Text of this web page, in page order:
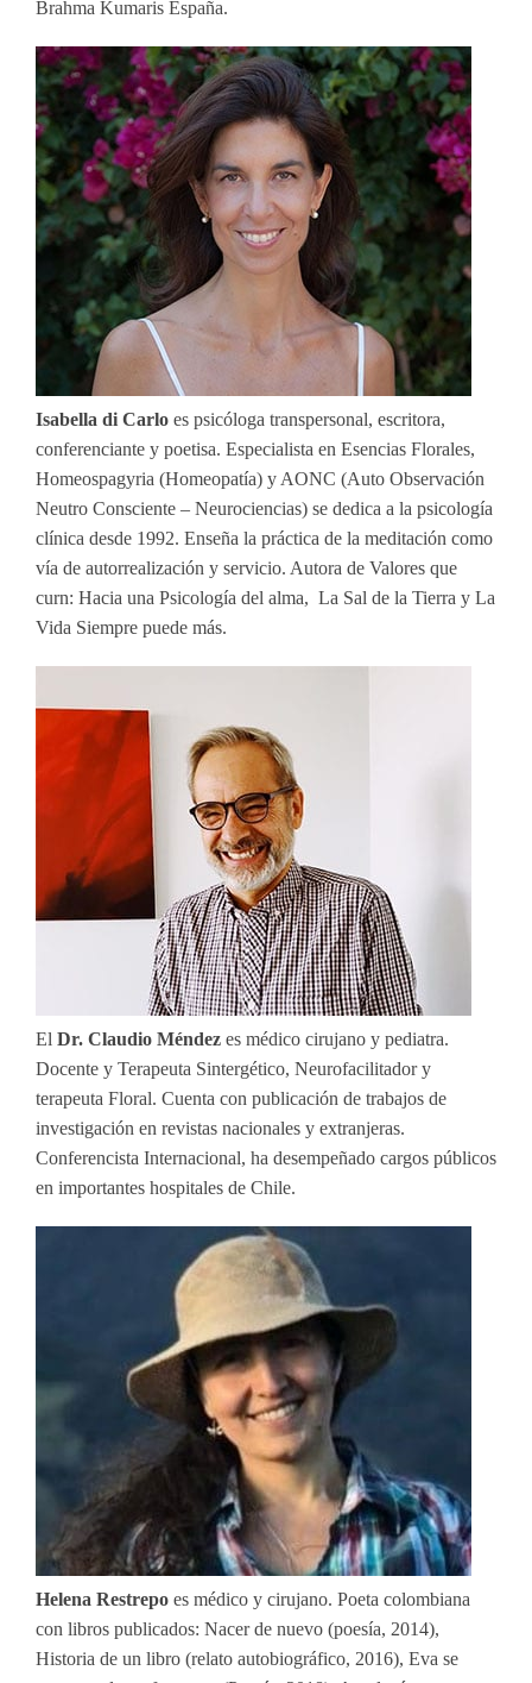
Brahma Kumaris España.
Isabella di Carlo es psicóloga transpersonal, escritora,
conferenciante y poetisa. Especialista en Esencias Florales,
Homeospagyria (Homeopatía) y AONC (Auto Observación
Neutro Consciente – Neurociencias) se dedica a la psicología
clínica desde 1992. Enseña la práctica de la meditación como
vía de autorrealización y servicio. Autora de Valores que
curn: Hacia una Psicología del alma, La Sal de la Tierra y La
Vida Siempre puede más.
El Dr. Claudio Méndez es médico cirujano y pediatra.
Docente y Terapeuta Sintergético, Neurofacilitador y
terapeuta Floral. Cuenta con publicación de trabajos de
investigación en revistas nacionales y extranjeras.
Conferencista Internacional, ha desempeñado cargos públicos
en importantes hospitales de Chile.
Helena Restrepo es médico y cirujano. Poeta colombiana
con libros publicados: Nacer de nuevo (poesía, 2014),
Historia de un libro (relato autobiográfico, 2016), Eva se